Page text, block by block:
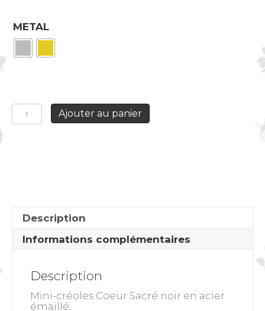
METAL
quantité
Mini-
Ajouter au panier
Description
Informations complémentaires
Description
Mini-créoles Coeur Sacré noir en acier
émaillé.